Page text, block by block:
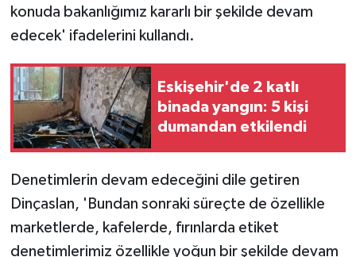
konuda bakanlığımız kararlı bir şekilde devam
edecek' ifadelerini kullandı.
Eskişehir'de 2 katlı
binada yangın: 5 kişi
dumandan etkilendi
Denetimlerin devam edeceğini dile getiren
Dinçaslan, 'Bundan sonraki süreçte de özellikle
marketlerde, kafelerde, fırınlarda etiket
denetimlerimiz özellikle yoğun bir şekilde devam